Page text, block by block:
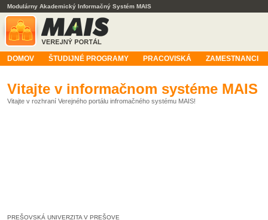
Modulárny Akademický Informačný Systém MAIS
DOMOV ŠTUDIJNÉ PROGRAMY PRACOVISKÁ ZAMESTNANCI
Vitajte v informačnom systéme MAIS
Vitajte v rozhraní Verejného portálu infromačného systému MAIS!
PREŠOVSKÁ UNIVERZITA V PREŠOVE